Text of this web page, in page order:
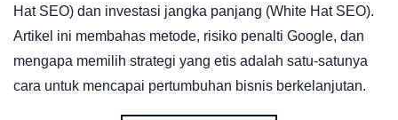
Hat SEO) dan investasi jangka panjang (White Hat SEO).
Artikel ini membahas metode, risiko penalti Google, dan
mengapa memilih strategi yang etis adalah satu-satunya
cara untuk mencapai pertumbuhan bisnis berkelanjutan.